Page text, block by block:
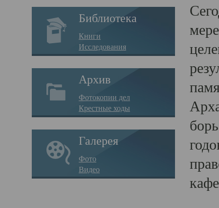
Библиотека
Книги
Исследования
Архив
Фотокопии дел
Крестные ходы
Галерея
Фото
Видео